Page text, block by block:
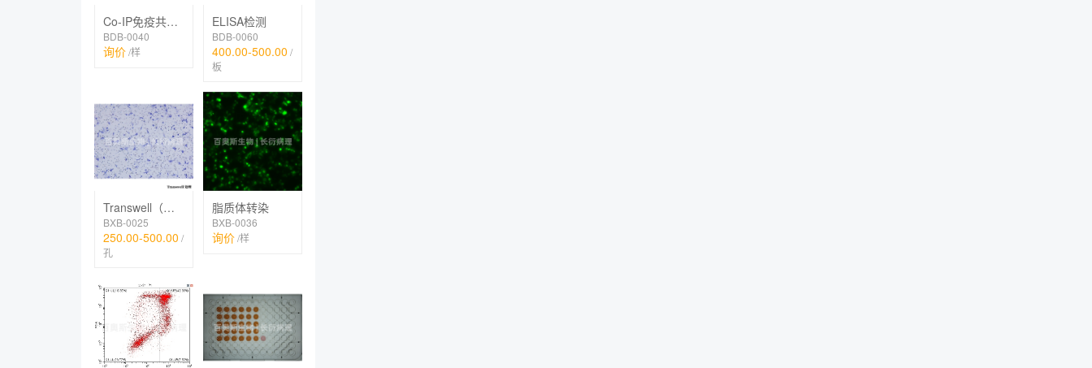
Co-IP免疫共沉淀
BDB-0040
询价/样
ELISA检测
BDB-0060
400.00-500.00 /
板
Transwell（迁移、趋化、侵袭、共培养）
BXB-0025
250.00-500.00 /
孔
脂质体转染
BXB-0036
询价/样